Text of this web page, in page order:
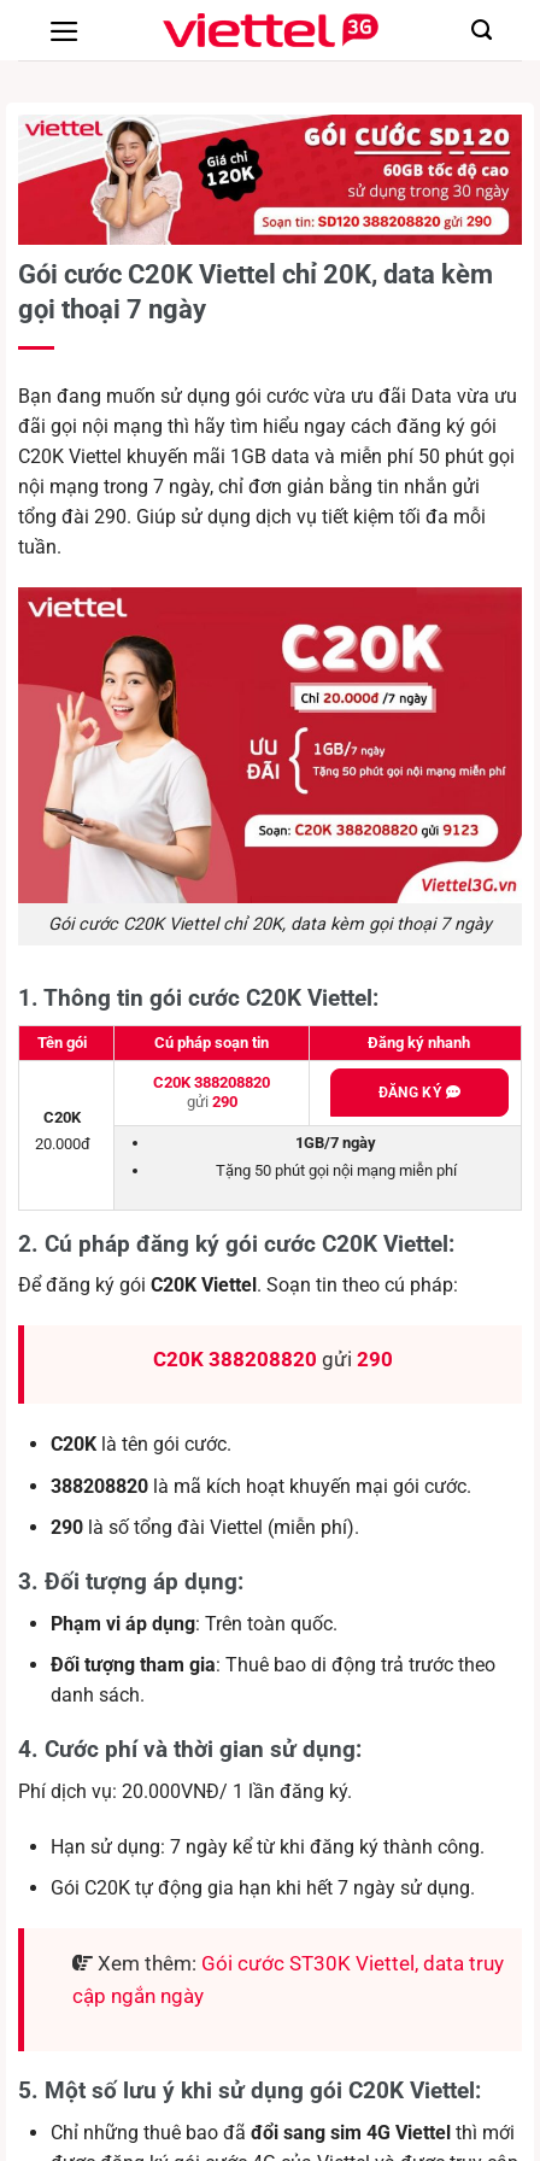
Gói cước C20K Viettel chỉ 20K, data kèm
gọi thoại 7 ngày
Bạn đang muốn sử dụng gói cước vừa ưu đãi Data vừa ưu
đãi gọi nội mạng thì hãy tìm hiểu ngay cách đăng ký gói
C20K Viettel khuyến mãi 1GB data và miễn phí 50 phút gọi
nội mạng trong 7 ngày, chỉ đơn giản bằng tin nhắn gửi
tổng đài 290. Giúp sử dụng dịch vụ tiết kiệm tối đa mỗi
tuần.
Gói cước C20K Viettel chỉ 20K, data kèm gọi thoại 7 ngày
1. Thông tin gói cước C20K Viettel:
Tên gói Cú pháp soạn tin Đăng ký nhanh
C20K
20.000đ
C20K 388208820
gửi 290 ĐĂNG KÝ
1GB/7 ngày
Tặng 50 phút gọi nội mạng miễn phí
2. Cú pháp đăng ký gói cước C20K Viettel:
Để đăng ký gói C20K Viettel. Soạn tin theo cú pháp:
C20K 388208820 gửi 290
C20K là tên gói cước.
388208820 là mã kích hoạt khuyến mại gói cước.
290 là số tổng đài Viettel (miễn phí).
3. Đối tượng áp dụng:
Phạm vi áp dụng: Trên toàn quốc.
Đối tượng tham gia: Thuê bao di động trả trước theo
danh sách.
4. Cước phí và thời gian sử dụng:
Phí dịch vụ: 20.000VNĐ/ 1 lần đăng ký.
Hạn sử dụng: 7 ngày kể từ khi đăng ký thành công.
Gói C20K tự động gia hạn khi hết 7 ngày sử dụng.
Xem thêm: Gói cước ST30K Viettel, data truy
cập ngắn ngày
5. Một số lưu ý khi sử dụng gói C20K Viettel:
Chỉ những thuê bao đãđổi sang sim 4G Viettel thì mới